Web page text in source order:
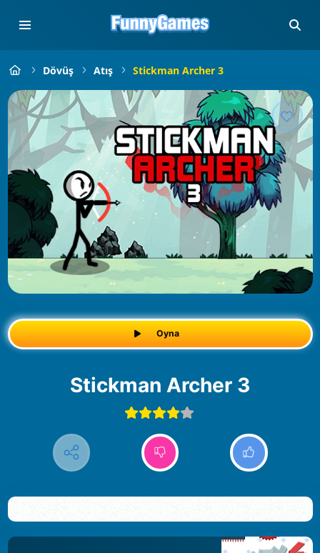
Dövüş Atış Stickman Archer 3
Oyna
Stickman Archer 3